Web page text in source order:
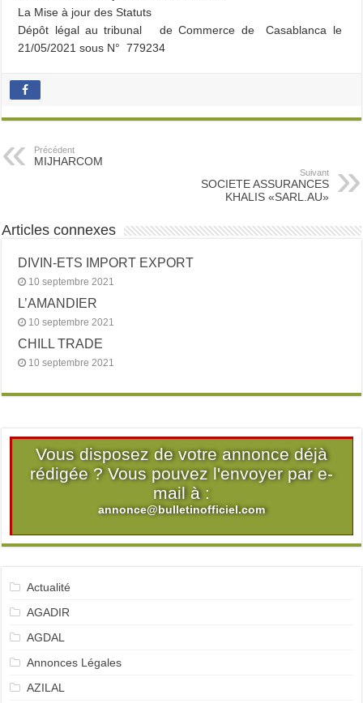
La Mise à jour des Statuts
Dépôt légal au tribunal de Commerce de Casablanca le
21/05/2021 sous N° 779234
Précédent
MIJHARCOM
Suivant
SOCIETE ASSURANCES
KHALIS «SARL.AU»
Articles connexes
DIVIN-ETS IMPORT EXPORT
10 septembre 2021
L’AMANDIER
10 septembre 2021
CHILL TRADE
10 septembre 2021
Vous disposez de votre annonce déjà
rédigée ? Vous pouvez l'envoyer par e-
mail à :
annonce@bulletinofficiel.com
Actualité
AGADIR
AGDAL
Annonces Légales
AZILAL